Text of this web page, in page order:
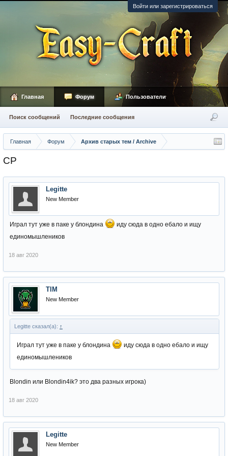
Войти или зарегистрироваться
Главная Форум Архив старых тем / Archive
CP
Legitte
New Member
Играл тут уже в паке у блондина
иду сюда в одно ебало и ищу
единомышлеников
18 авг 2020
TIM
New Member
Legitte сказал(а): ↑
Играл тут уже в паке у блондина
иду сюда в одно ебало и ищу
единомышлеников
Blondin или Blondin4ik? это два разных игрока)
18 авг 2020
Legitte
New Member
Главная Форум
Поиск сообщений Последние сообщения
Пользователи